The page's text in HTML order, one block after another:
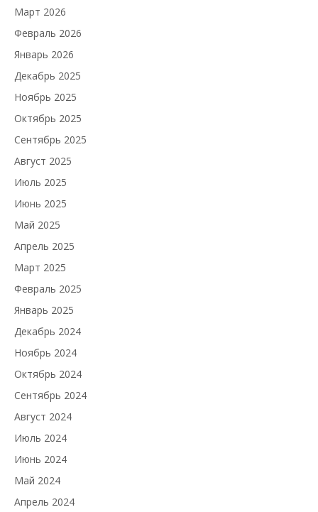
Март 2026
Февраль 2026
Январь 2026
Декабрь 2025
Ноябрь 2025
Октябрь 2025
Сентябрь 2025
Август 2025
Июль 2025
Июнь 2025
Май 2025
Апрель 2025
Март 2025
Февраль 2025
Январь 2025
Декабрь 2024
Ноябрь 2024
Октябрь 2024
Сентябрь 2024
Август 2024
Июль 2024
Июнь 2024
Май 2024
Апрель 2024